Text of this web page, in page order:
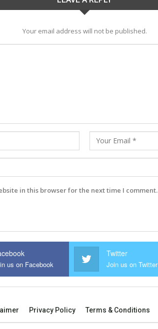
Your email address will not be published.
in this browser for the next time I comment.
us on Facebook
Twitter
Join us on Twitter
Privacy Policy Terms & Conditions